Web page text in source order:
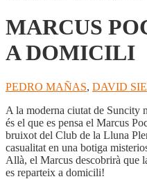
MARCUS
A DOMICILI
PEDRO MAÑAS, DAVID
A la moderna ciutat de Suncity
és el que es pensa el Marcus
bruixot del Club de la Lluna
casualitat en una botiga
Allà, el Marcus descobrirà que
es reparteix a domicili!